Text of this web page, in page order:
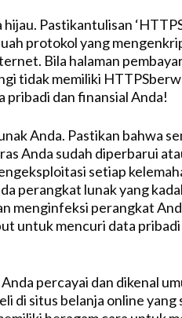
Pastikantulisan
protokol yang
Bila halaman
tidak memiliki
pribadi dan finansial Anda!
Anda. Pastikan bahwa
Anda sudah diperbarui
setiap
perangkat lunak yang
menginfeksi perangkat
untuk mencuri data
percayai dan dikenal
di situs belanja online